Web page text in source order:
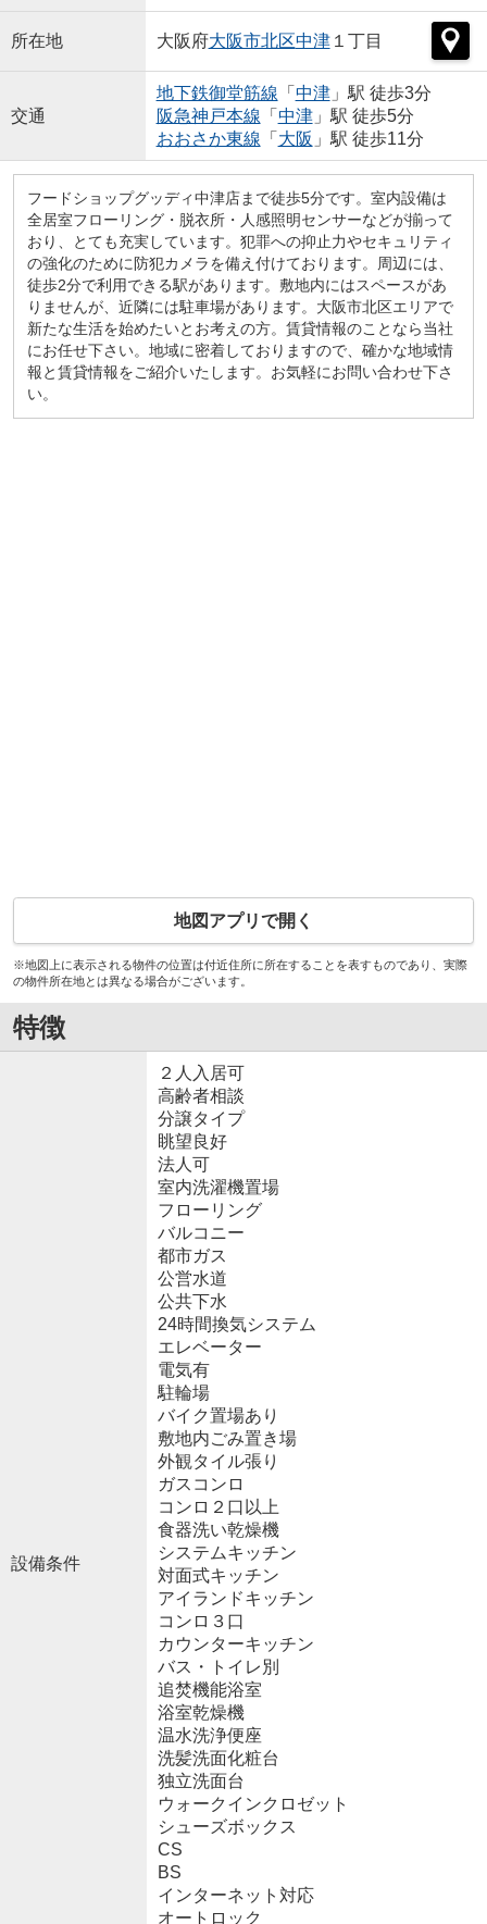
所在地 大阪府大阪市北区中津１丁目
交通
地下鉄御堂筋線 「 中津」駅 徒歩3分
阪急神戸本線 「 中津」駅 徒歩5分
おおさか東線 「 大阪 」駅 徒歩11分
フードショップグッディ中津店まで徒歩5分です。室内設備は
全居室フローリング・脱衣所・人感照明センサーなどが揃って
おり、とても充実しています。犯罪への抑止力やセキュリティ
の強化のために防犯カメラを備え付けております。周辺には、
徒歩2分で利用できる駅があります。敷地内にはスペースがあ
りませんが、近隣には駐車場があります。大阪市北区エリアで
新たな生活を始めたいとお考えの方。賃貸情報のことなら当社
にお任せ下さい。地域に密着しておりますので、確かな地域情
報と賃貸情報をご紹介いたします。お気軽にお問い合わせ下さ
い。
地図アプリで開く
※地図上に表示される物件の位置は付近住所に所在することを表すものであり、実際
の物件所在地とは異なる場合がございます。
特徴
設備条件
２人入居可
高齢者相談
分譲タイプ
眺望良好
法人可
室内洗濯機置場
フローリング
バルコニー
都市ガス
公営水道
公共下水
24時間換気システム
エレベーター
電気有
駐輪場
バイク置場あり
敷地内ごみ置き場
外観タイル張り
ガスコンロ
コンロ２口以上
食器洗い乾燥機
システムキッチン
対面式キッチン
アイランドキッチン
コンロ３口
カウンターキッチン
バス・トイレ別
追焚機能浴室
浴室乾燥機
温水洗浄便座
洗髪洗面化粧台
独立洗面台
ウォークインクロゼット
シューズボックス
CS
BS
インターネット対応
オートロック